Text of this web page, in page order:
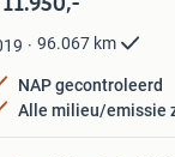
96.067 km
NAP gecontroleerd
Alle milieu/emissie